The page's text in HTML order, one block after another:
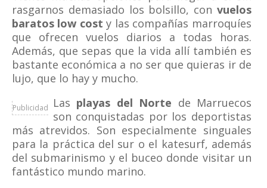
rasgarnos demasiado los bolsillo, con vuelos
baratos low cost y las compañías marroquíes
que ofrecen vuelos diarios a todas horas.
Además, que sepas que la vida allí también es
bastante económica a no ser que quieras ir de
lujo, que lo hay y mucho.
Publicidad Las playas del Norte de Marruecos
son conquistadas por los deportistas
más atrevidos. Son especialmente singuales
para la práctica del sur o el katesurf, además
del submarinismo y el buceo donde visitar un
fantástico mundo marino.